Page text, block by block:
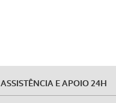
ASSISTÊNCIA E APOIO 24H